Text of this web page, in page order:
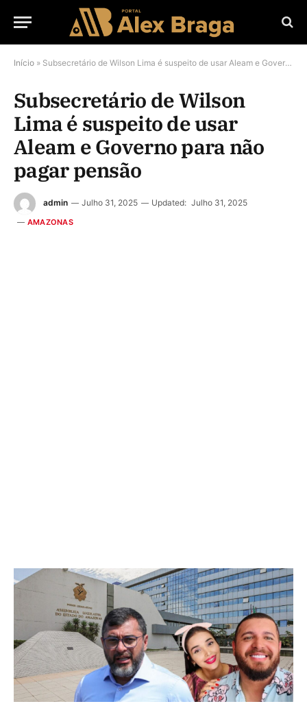
Início » Subsecretário de Wilson Lima é suspeito de usar Aleam e Governo para não pagar pensão
Subsecretário de Wilson
Lima é suspeito de usar
Aleam e Governo para não
pagar pensão
admin Julho 31, 2025 Updated: Julho 31, 2025
AMAZONAS